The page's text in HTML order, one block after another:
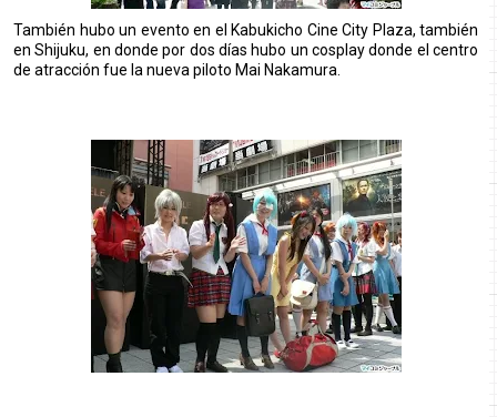
También hubo un evento en el Kabukicho Cine City Plaza, también
en Shijuku, en donde por dos días hubo un cosplay donde el centro
de atracción fue la nueva piloto Mai Nakamura.